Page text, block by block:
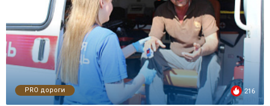
PRO дороги 216